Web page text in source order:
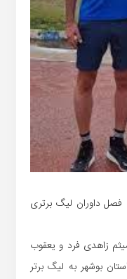
داوران لیگ برتری
زاهدی فرد و یعقوب
بوشهر به لیگ برتر